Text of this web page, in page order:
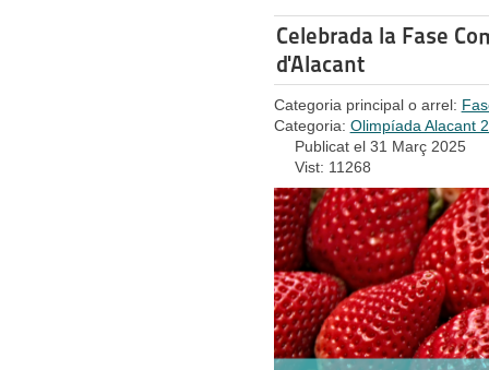
Celebrada la Fase
d'Alacant
Categoria principal o arrel:
Categoria: Olimpíada Alacant
Publicat el 31 Març 2025
Vist: 11268